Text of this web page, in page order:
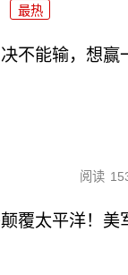
最热
不能输，想赢
阅读
覆太平洋！美